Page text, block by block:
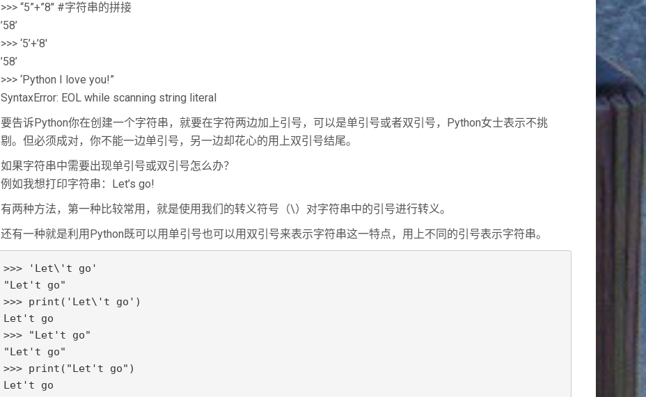
>>> “5”+”8″ #字符串的拼接
’58’
>>> ‘5’+’8′
’58’
>>> ‘Python I love you!”
SyntaxError: EOL while scanning string literal
要告诉Python你在创建一个字符串，就要在字符两边加上引号，可以是单引号或者双引号，Python女士表示不挑
剔。但必须成对，你不能一边单引号，另一边却花心的用上双引号结尾。
如果字符串中需要出现单引号或双引号怎么办？
例如我想打印字符串：Let’s go!
有两种方法，第一种比较常用，就是使用我们的转义符号（\）对字符串中的引号进行转义。
还有一种就是利用Python既可以用单引号也可以用双引号来表示字符串这一特点，用上不同的引号表示字符串。
>>> 'Let\'t go'
"Let't go"
>>> print('Let\'t go')
Let't go
>>> "Let't go"
"Let't go"
>>> print("Let't go")
Let't go